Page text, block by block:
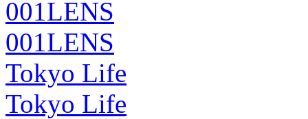
001LENS
001LENS
Tokyo Life
Tokyo Life